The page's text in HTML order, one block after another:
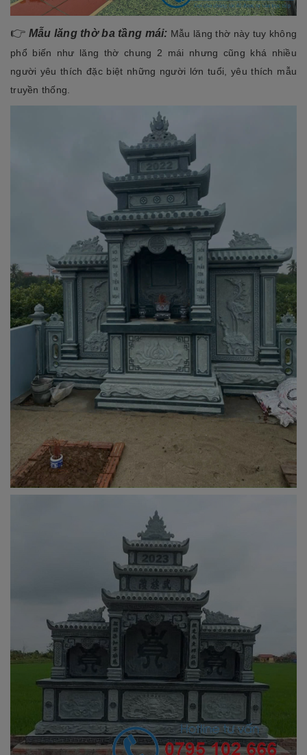
👉 Mẫu lăng thờ ba tầng mái: Mẫu lăng thờ này tuy không
phổ biến như lăng thờ chung 2 mái nhưng cũng khá nhiều
người yêu thích đặc biệt những người lớn tuổi, yêu thích mẫu
truyền thống.